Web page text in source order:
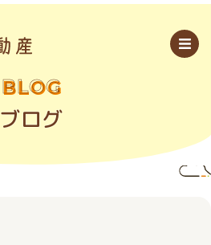
BLOG
ブログ